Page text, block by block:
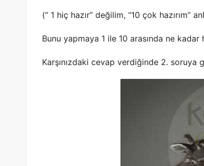
(“ 1 hiç hazır” değilim, “10 çok hazırım”
Bunu yapmaya 1 ile 10 arasında ne kadar
Karşınızdaki cevap verdiğinde 2. soruya